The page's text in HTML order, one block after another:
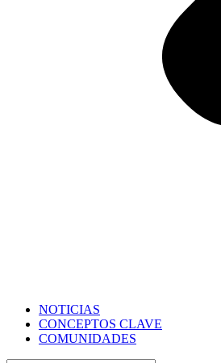
NOTICIAS
CONCEPTOS CLAVE
COMUNIDADES